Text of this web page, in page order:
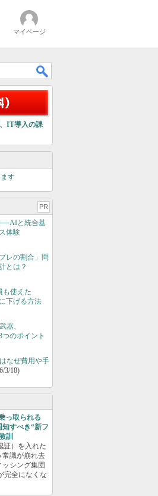
マイページ
IT導入の課
す
PR
と統合基
体験
レの割合」問
とは？
も使えた
下げる方法
器、
つのポイント
なぜ費用や手
3/18)
っ取られる
すべき“新フ
訓
証）を入れた
常識が崩れ去
ッシング集団
完全になくな